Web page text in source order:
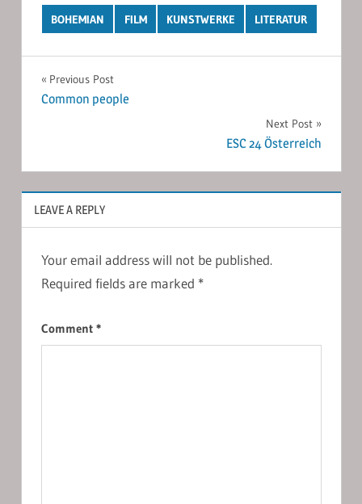
BOHEMIAN FILM KUNSTWERKE LITERATUR
Post
navigation
Previous Post
Common people
Next Post
ESC 24 Österreich
LEAVE A REPLY
Your email address will not be published.
Required fields are marked *
Comment *